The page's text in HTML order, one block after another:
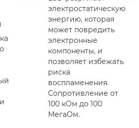
электростатическую
энергию, которая
может повредить
электронные
компоненты, и
позволяет избежать
риска
воспламенения.
Сопротивление от
100 кОм до 100
МегаОм.